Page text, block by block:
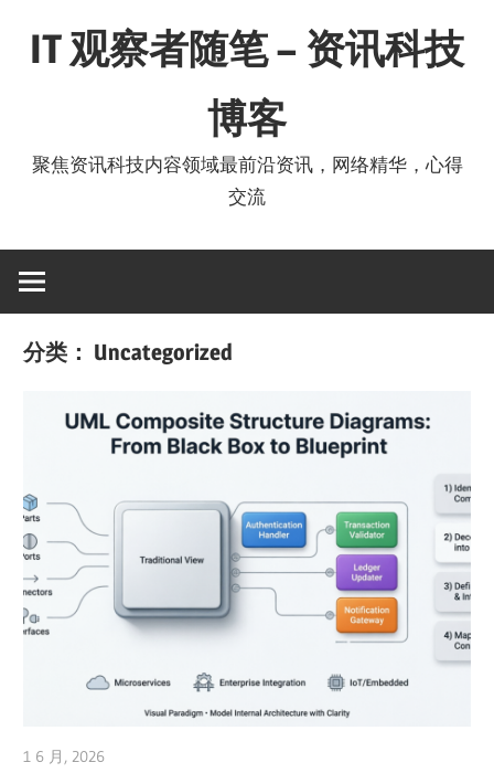
IT 观察者随笔 – 资讯科技
博客
聚焦资讯科技内容领域最前沿资讯，网络精华，心得
交流
分类： Uncategorized
1 6 月, 2026